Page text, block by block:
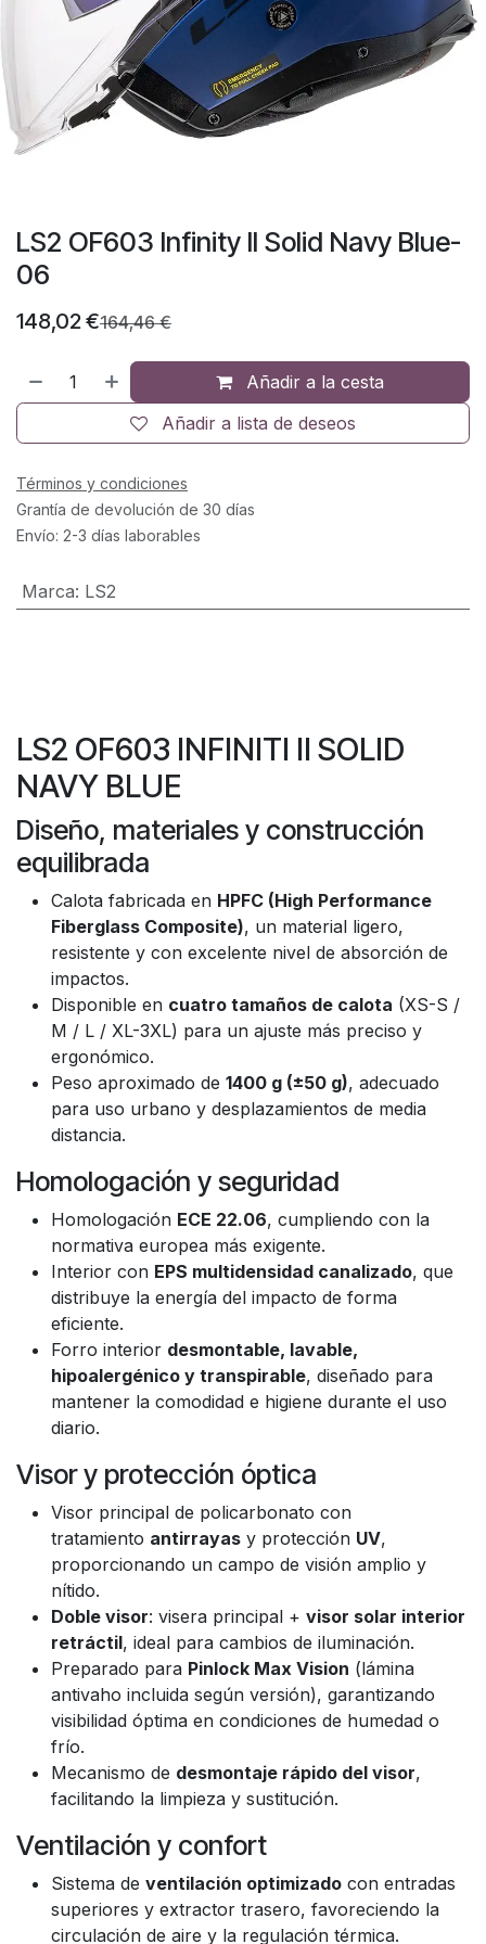
LS2 OF603 Infinity II Solid Navy Blue-
06
148,02€164,46€
Añadir a la cesta
Añadir a lista de deseos
Términos y condiciones
Grantía de devolución de 30 días
Envío: 2-3 días laborables
Marca: LS2
LS2 OF603 INFINITI II SOLID
NAVY BLUE
Diseño, materiales y construcción
equilibrada
Calota fabricada en HPFC (High Performance
Fiberglass Composite), un material ligero,
resistente y con excelente nivel de absorción de
impactos.
Disponible en cuatro tamaños de calota (XS-S /
M / L / XL-3XL) para un ajuste más preciso y
ergonómico.
Peso aproximado de 1400 g (±50 g), adecuado
para uso urbano y desplazamientos de media
distancia.
Homologación y seguridad
Homologación ECE 22.06, cumpliendo con la
normativa europea más exigente.
Interior con EPS multidensidad canalizado, que
distribuye la energía del impacto de forma
eficiente.
Forro interior desmontable, lavable,
hipoalergénico y transpirable, diseñado para
mantener la comodidad e higiene durante el uso
diario.
Visor y protección óptica
Visor principal de policarbonato con
tratamiento antirrayas y protección UV,
proporcionando un campo de visión amplio y
nítido.
Doble visor: visera principal + visor solar interior
retráctil, ideal para cambios de iluminación.
Preparado para Pinlock Max Vision (lámina
antivaho incluida según versión), garantizando
visibilidad óptima en condiciones de humedad o
frío.
Mecanismo de desmontaje rápido del visor,
facilitando la limpieza y sustitución.
Ventilación y confort
Sistema de ventilación optimizado con entradas
superiores y extractor trasero, favoreciendo la
circulación de aire y la regulación térmica.